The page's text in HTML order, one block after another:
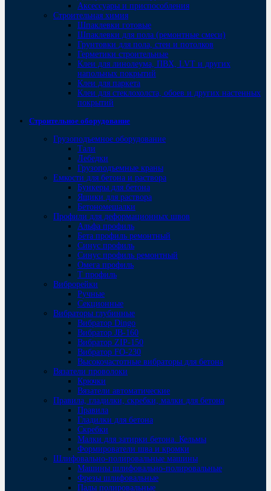
Аксессуары и приспособления
Строительная химия
Шпаклевки готовые
Шпаклевки для пола (ремонтные смеси)
Грунтовки для пола, стен и потолков
Герметики строительные
Клеи для линолеума, ПВХ, LVT и других
напольных покрытий
Клеи для паркета
Клеи для стеклохолста, обоев и других настенных
покрытий
Строительное оборудование
Грузоподъемное оборудование
Тали
Лебедки
Грузоподъемные краны
Емкости для бетона и раствора
Бункеры для бетона
Ящики для раствора
Бетономешалки
Профили для деформационных швов
Альфа профиль
Бета профиль ремонтный
Синус профиль
Синус профиль ремонтный
Омега профиль
Т профиль
Виброрейки
Ручные
Секционные
Вибраторы глубинные
Вибратор Dingo
Вибратор JB-160
Вибратор ZIP-150
Bибратор FO-230
Высокочастотные вибраторы для бетона
Вязатели проволоки
Крючки
Вязатели автоматические
Правила, гладилки, скребки, малки для бетона
Правила
Гладилки для бетона
Скребки
Малки для затирки бетона. Кельмы
Формирователи шва и кромки
Шлифовально-полировальные машины
Машины шлифовально-полировальные
Фрезы шлифовальные
Пады полировальные